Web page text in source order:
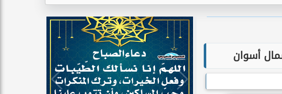
أسوان